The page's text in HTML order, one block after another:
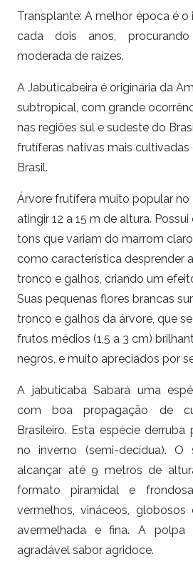
Transplante: A melhor época é o
cada dois anos,
moderada de raízes.
A Jabuticabeira é originária da
subtropical, com grande
nas regiões sul e sudeste do
frutíferas nativas mais
Brasil.
Árvore frutífera muito popular no
atingir 12 a 15 m de altura.
tons que variam do marrom
como característica desprender
tronco e galhos, criando um
Suas pequenas flores brancas
tronco e galhos da árvore, que
frutos médios (1,5 a 3 cm)
negros, e muito apreciados por
A jabuticaba Sabará uma
com boa propagação de
Brasileiro. Esta espécie
no inverno (semi-decídua).
alcançar até 9 metros de
formato piramidal e
vermelhos, vináceos,
avermelhada e fina. A
agradável sabor agridoce.